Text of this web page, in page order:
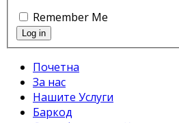
Remember Me
Почетна
За нас
Нашите Услуги
Баркод